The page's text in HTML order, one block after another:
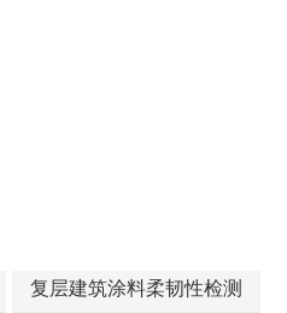
复层建筑涂料柔韧性检测